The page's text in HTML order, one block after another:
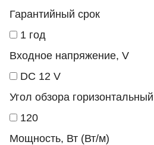
Гарантийный срок
1 год
Входное напряжение, V
DC 12 V
Угол обзора
120
Мощность, Вт (Вт/м)